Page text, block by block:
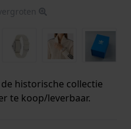
historische collectie
te koop/leverbaar.